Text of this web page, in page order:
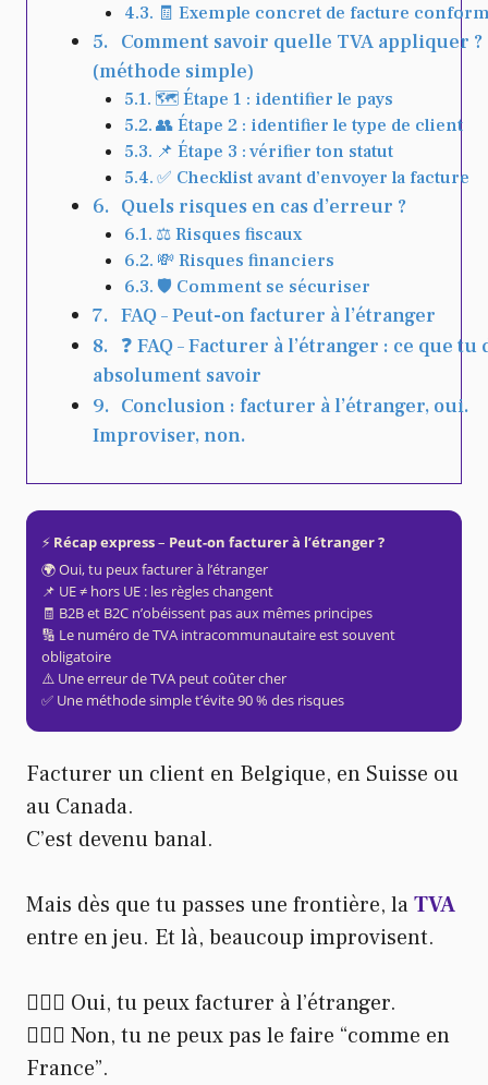
🧾 Exemple concret de facture
Comment savoir quelle TVA appliquer ?
(méthode simple)
🗺️ Étape 1 : identifier le pays
👥 Étape 2 : identifier le type de client
📌 Étape 3 : vérifier ton statut
✅ Checklist avant d’envoyer la facture
Quels risques en cas d’erreur ?
⚖️ Risques fiscaux
💸 Risques financiers
🛡️ Comment se sécuriser
FAQ – Peut-on facturer à l’étranger
❓ FAQ – Facturer à l’étranger : ce que tu
absolument savoir
Conclusion : facturer à l’étranger, oui.
Improviser, non.
⚡️ Récap express– Peut-on facturer à l’étranger ?
🌍 Oui, tu peux facturer à l’étranger
📌 UE ≠ hors UE : les règles changent
🧾 B2B et B2C n’obéissent pas aux mêmes principes
🔢 Le numéro de TVA intracommunautaire est souvent
obligatoire
⚠️ Une erreur de TVA peut coûter cher
✅ Une méthode simple t’évite 90 % des risques
Facturer un client en Belgique, en Suisse ou
au Canada.
C’est devenu banal.
Mais dès que tu passes une frontière, laTVA
entre en jeu. Et là, beaucoup improvisent.
🙋🏻‍♂️ Oui, tu peux facturer à l’étranger.
🙅🏻‍♂️ Non, tu ne peux pas le faire “comme en
France”.